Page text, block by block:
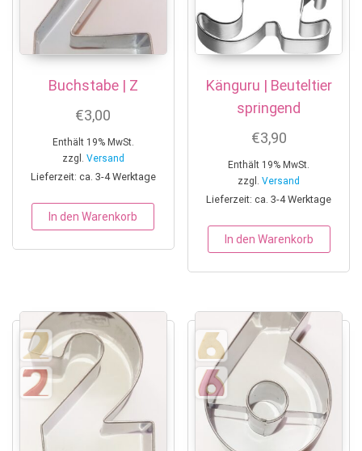
Buchstabe | Z
€3,00
Enthält 19% MwSt.
zzgl. Versand
Lieferzeit: ca. 3-4 Werktage
In den Warenkorb
Känguru | Beuteltier
springend
€3,90
Enthält 19% MwSt.
zzgl.Versand
Lieferzeit: ca. 3-4 Werktage
In den Warenkorb